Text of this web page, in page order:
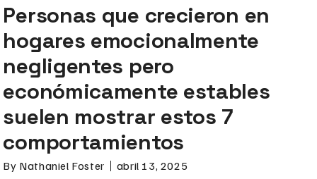
Personas que crecieron en
hogares emocionalmente
negligentes pero
económicamente estables
suelen mostrar estos 7
comportamientos
By Nathaniel Foster abril 13, 2025